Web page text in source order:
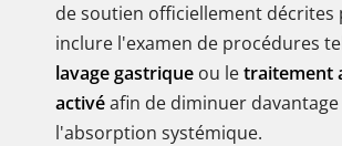
de soutien officiellement décrites
inclure l'examen de procédures
lavage gastrique ou letraitement
activéafin de diminuer davantage
l'absorption systémique.